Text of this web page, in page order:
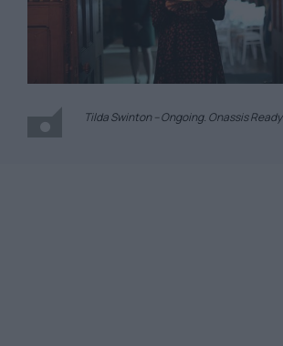
Tilda Swinton – Ongoing. Onassis Ready